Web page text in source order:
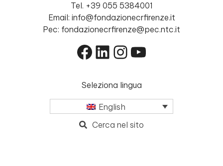
Tel. +39 055 5384001
Email: info@fondazionecrfirenze.it
Pec: fondazionecrfirenze@pec.ntc.it
Facebook
LinkedIn
Instagram
YouTube
Seleziona lingua
English
Cerca nel sito